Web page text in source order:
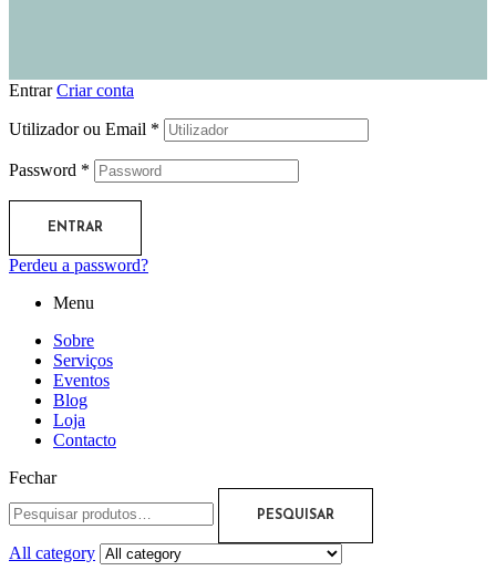
Entrar Criar conta
Utilizador ou Email *
Password *
ENTRAR
Perdeu a password?
Menu
Sobre
Serviços
Eventos
Blog
Loja
Contacto
Fechar
PESQUISAR
All category